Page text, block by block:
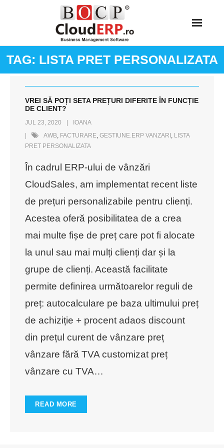
TAG: LISTA PRET PERSONALIZATA
VREI SĂ POȚI SETA PREȚURI DIFERITE ÎN FUNCȚIE
DE CLIENT?
JUL 23, 2020
IOANA
AWB, FACTURARE, GESTIUNE.ERP VANZARI , LISTA
PRET PERSONALIZATA
În cadrul ERP-ului de vânzări
CloudSales, am implementat recent liste
de prețuri personalizabile pentru clienți.
Acestea oferă posibilitatea de a crea
mai multe fișe de preț care pot fi alocate
la unul sau mai mulți clienți dar și la
grupe de clienți. Această facilitate
permite definirea următoarelor reguli de
preț: autocalculare pe baza ultimului preț
de achiziție + procent adaos discount
din prețul curent de vânzare preț
vânzare fără TVA customizat preț
vânzare cu TVA…
READ MORE